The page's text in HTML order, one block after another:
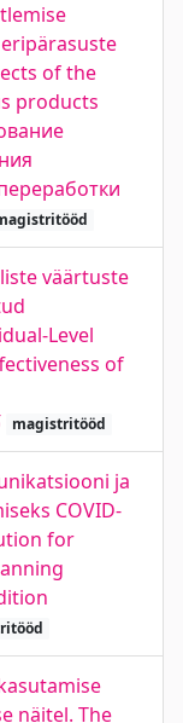
of the
products
väärtuste
Level
of
magistritööd
ja
COVID-
for
näitel. The